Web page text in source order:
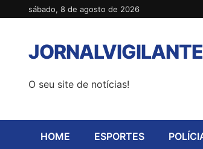
para
conteúdo
sábado, 8 de agosto de 2026
O seu site de notícias!
HOME ESPORTES